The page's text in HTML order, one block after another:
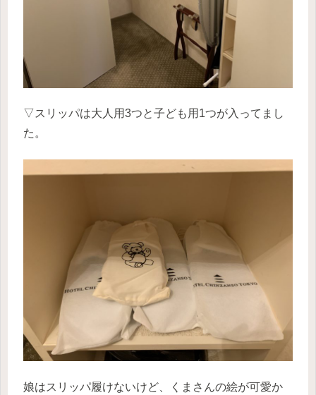
▽スリッパは大人用3つと子ども用1つが入ってまし
た。
娘はスリッパ履けないけど、くまさんの絵が可愛か